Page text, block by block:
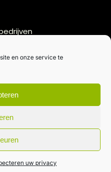
en onze service te
uw privacy
je inbox.
| gemaakt met door